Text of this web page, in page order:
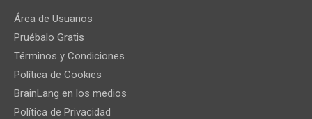
Área de Usuarios
Pruébalo Gratis
Términos y Condiciones
Política de Cookies
BrainLang en los medios
Política de Privacidad